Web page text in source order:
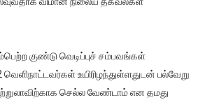
சந்திப்பு (படங்கள், விடியோ)
பொதுச் சபை கூட்டத்தில் இன்று
(வீடியோ)
குண்டு வெடிப்புச் சம்பவங்கள்
உயிரிழந்துள்ளதுடன் பல்வேறு
செல்ல வேண்டாம் என தமது